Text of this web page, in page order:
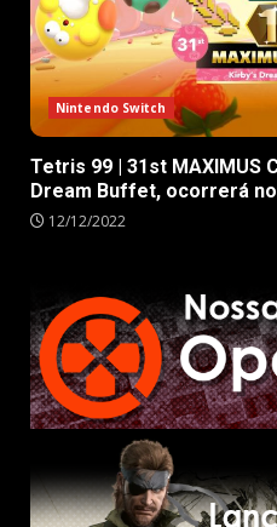
Nintendo Switch
Tetris 99 | 31st MAXIMUS
Dream Buffet, ocorrerá
12/12/2022